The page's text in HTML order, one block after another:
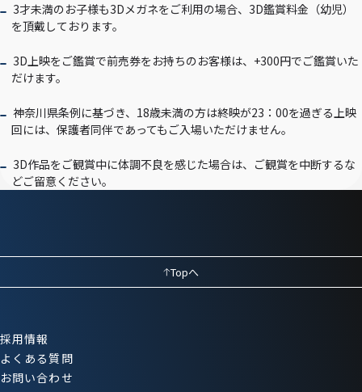
3才未満のお子様も3Dメガネをご利用の場合、3D鑑賞料金（幼児）
を頂戴しております。
3D上映をご鑑賞で前売券をお持ちのお客様は、+300円でご鑑賞いた
だけます。
神奈川県条例に基づき、18歳未満の方は終映が23：00を過ぎる上映
回には、保護者同伴であってもご入場いただけません。
3D作品をご観賞中に体調不良を感じた場合は、ご観賞を中断するな
どご留意ください。
Topへ
採用情報
よくある質問
お問い合わせ